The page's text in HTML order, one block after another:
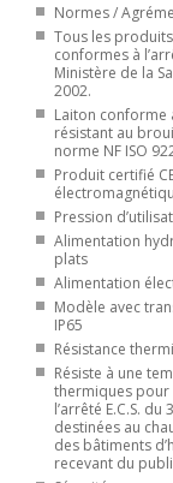
Normes /
Tous les
conformes à
Ministère de la
2002.
Laiton conforme
résistant au
norme NF ISO
Produit certifié
Pression
Alimentation
plats
Alimentation
Modèle avec
IP65
Résistance
Résiste à une
thermiques pour
l’arrêté E.C.S.
destinées au
des bâtiments
recevant du